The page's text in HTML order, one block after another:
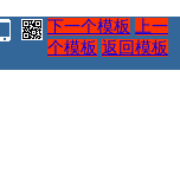
下一个模板 上一
个模板 返回模板